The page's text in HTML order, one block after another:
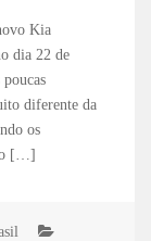
Kia
dia 22 de
diferente da
os
[…]